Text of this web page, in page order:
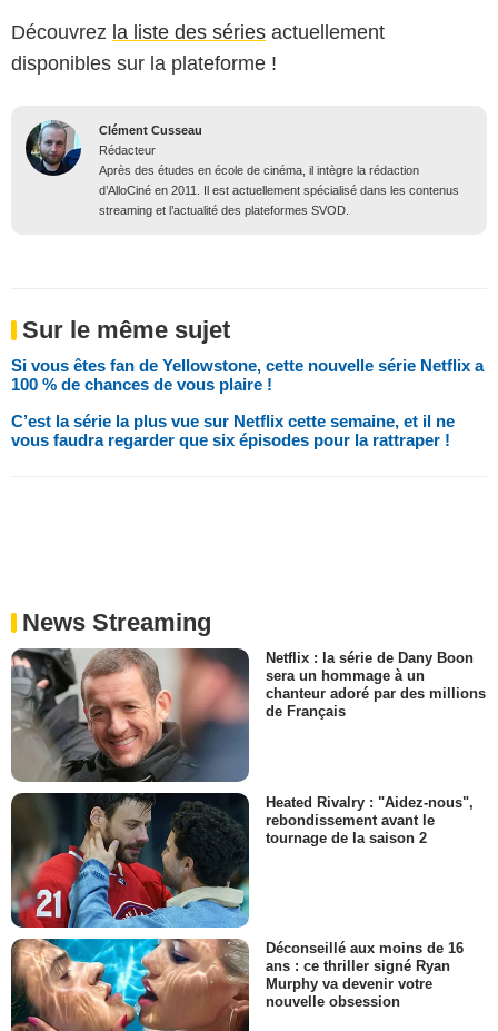
Découvrez la liste des séries actuellement
disponibles sur la plateforme !
Clément Cusseau
Rédacteur
Après des études en école de cinéma, il intègre la rédaction
d’AlloCiné en 2011. Il est actuellement spécialisé dans les contenus
streaming et l’actualité des plateformes SVOD.
Sur le même sujet
Si vous êtes fan de Yellowstone, cette nouvelle série Netflix a
100 % de chances de vous plaire !
C’est la série la plus vue sur Netflix cette semaine, et il ne
vous faudra regarder que six épisodes pour la rattraper !
News Streaming
Netflix : la série de Dany Boon
sera un hommage à un
chanteur adoré par des millions
de Français
Heated Rivalry : "Aidez-nous",
rebondissement avant le
tournage de la saison 2
Déconseillé aux moins de 16
ans : ce thriller signé Ryan
Murphy va devenir votre
nouvelle obsession